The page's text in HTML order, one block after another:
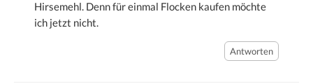
Hirsemehl. Denn für einmal Flocken kaufen möchte
ich jetzt nicht.
Antworten